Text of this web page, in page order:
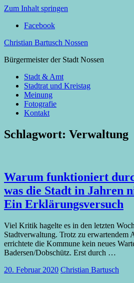
Zum Inhalt springen
Facebook
Christian Bartusch Nossen
Bürgermeister der Stadt Nossen
Stadt & Amt
Stadtrat und Kreistag
Meinung
Fotografie
Kontakt
Schlagwort: Verwaltung
Warum funktioniert
was die Stadt in Jahren
Ein Erklärungsversuch
Viel Kritik hagelte es in den letzten
Stadtverwaltung. Trotz zu erwartendem
errichtete die Kommune kein neues
Badersen/Dobschütz. Erst durch …
20. Februar 2020 Christian Bartusch